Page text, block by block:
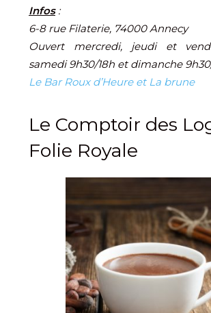
Infos:
6-8 rue Filaterie, 74000 Annecy
Ouvert mercredi, jeudi et
samedi 9h30/18h et dimanche
Le Bar Roux d’Heure et La brune
Le Comptoir des
Folie Royale